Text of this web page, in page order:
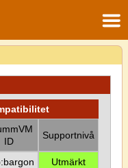
ID
Supportnivå
Utmärkt